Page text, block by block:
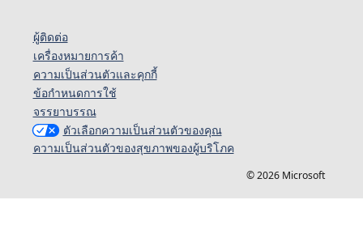
ผู้ติดต่อ
เครื่องหมายการค้า
ความเป็นส่วนตัวและคุกกี้
ข้อกำหนดการใช้
จรรยาบรรณ
ตัวเลือกความเป็นส่วนตัวของคุณ
ความเป็นส่วนตัวของสุขภาพของผู้บริโภค
© 2026 Microsoft